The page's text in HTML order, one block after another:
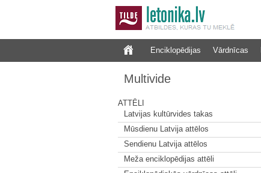
Enciklopēdijas Vārdnīcas
Multivide
ATTĒLI
Latvijas kultūrvides takas
Mūsdienu Latvija attēlos
Sendienu Latvija attēlos
Meža enciklopēdijas attēli